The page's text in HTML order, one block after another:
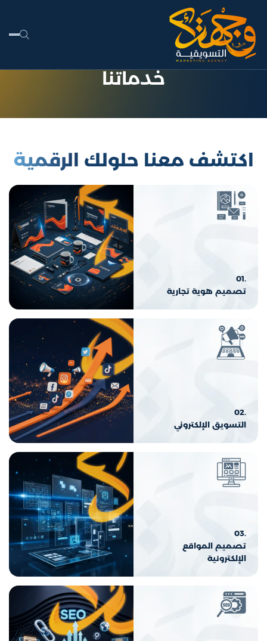
خدماتنا
اكتشف معنا حلولك الرقمية
.01
تصميم هوية تجارية
.02
التسويق الإلكتروني
.03
تصميم المواقع
الإلكترونية